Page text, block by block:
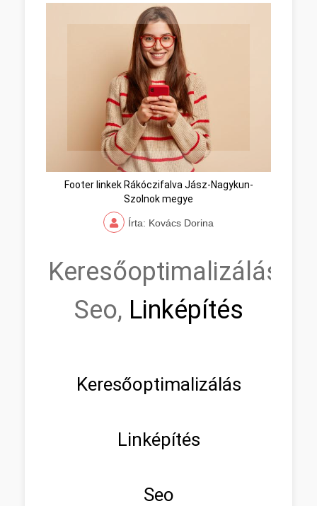
Footer linkek Rákóczifalva Jász-Nagykun-
Szolnok megye
Írta: Kovács Dorina
Keresőoptimalizálás,
Seo, Linképítés
Keresőoptimalizálás
Linképítés
Seo